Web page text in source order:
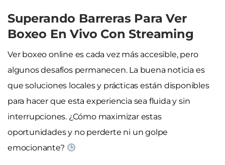
Superando Barreras Para Ver
Boxeo En Vivo Con Streaming
Ver boxeo online es cada vez más accesible, pero
algunos desafíos permanecen. La buena noticia es
que soluciones locales y prácticas están disponibles
para hacer que esta experiencia sea fluida y sin
interrupciones. ¿Cómo maximizar estas
oportunidades y no perderte ni un golpe
emocionante?